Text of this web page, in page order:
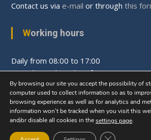
Contact us via e-mail or through this
Working hours
Daily from 08:00 to 17:00
Saturday and Sunday after appointment
Copyright © 2026Lavrion Technological and
By browsing our site you accept the possibility of
computer used to collect information so as to
browsing experience as well as for analytics and
information won’t be tracked when you visit this
and/or disable all cookies in thesettings page.
Close GDPR